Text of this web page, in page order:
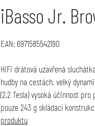
iBasso Jr.
EAN:6971585542190
HiFi drátová uzavřená
hudby na cestách. velký
(2,2 Tesla) vysoká účinnost
pouze 243 g skládací
produktu